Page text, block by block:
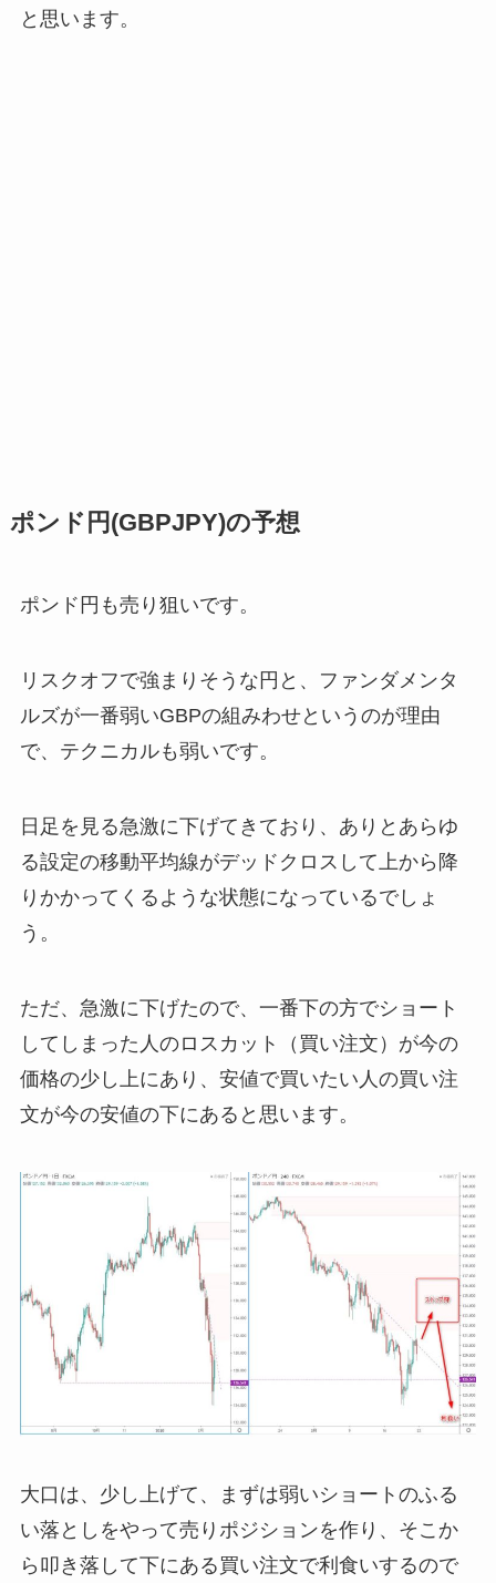
と思います。
ポンド円(GBPJPY)の予想
ポンド円も売り狙いです。
リスクオフで強まりそうな円と、ファンダメンタ
ルズが一番弱いGBPの組みわせというのが理由
で、テクニカルも弱いです。
日足を見る急激に下げてきており、ありとあらゆ
る設定の移動平均線がデッドクロスして上から降
りかかってくるような状態になっているでしょ
う。
ただ、急激に下げたので、一番下の方でショート
してしまった人のロスカット（買い注文）が今の
価格の少し上にあり、安値で買いたい人の買い注
文が今の安値の下にあると思います。
大口は、少し上げて、まずは弱いショートのふる
い落としをやって売りポジションを作り、そこか
ら叩き落して下にある買い注文で利食いするので